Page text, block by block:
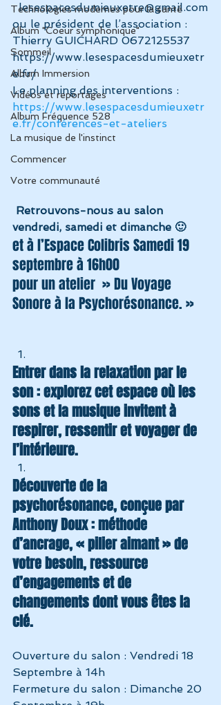
Technologies modernes pour la santé
Album "Coeur symphonique"
Sommeil
Album Immersion
Vidéos et reportages
Album Fréquence 528
La musique de l'instinct
Commencer
Votre communauté
: lesespacesdumieuxetre@gmail.com
ou le président de l’association :
Thierry GUICHARD 0672125537
https://www.lesespacesdumieuxetr
e.fr/
Le planning des interventions :
https://www.lesespacesdumieuxetr
e.fr/conférences-et-ateliers
Retrouvons-nous au salon
vendredi, samedi et dimanche 🙂
et à l’Espace Colibris Samedi 19
septembre à 16h00
pour un atelier  » Du Voyage
Sonore à la Psychorésonance. »
Entrer dans la relaxation par le
son : explorez cet espace où les
sons et la musique invitent à
respirer, ressentir et voyager de
l’intérieure.
Découverte de la
psychorésonance, conçue par
Anthony Doux : méthode
d’ancrage, « pilier aimant » de
votre besoin, ressource
d’engagements et de
changements dont vous êtes la
clé.
Ouverture du salon : Vendredi 18
Septembre à 14h
Fermeture du salon : Dimanche 20